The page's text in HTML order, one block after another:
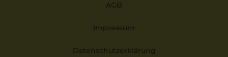
AGB
Impressum
Datenschutzerklärung